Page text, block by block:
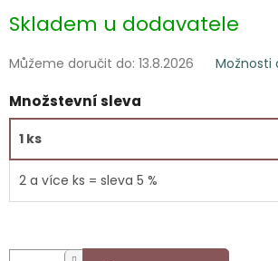
cena:
Skladem u dodavatele
Můžeme doručit do: 13.8.2026 Možnosti
Množstevní sleva
1 ks
2 a více ks = sleva 5 %